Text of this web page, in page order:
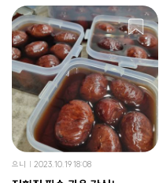
으니 2023.10.19 18:08